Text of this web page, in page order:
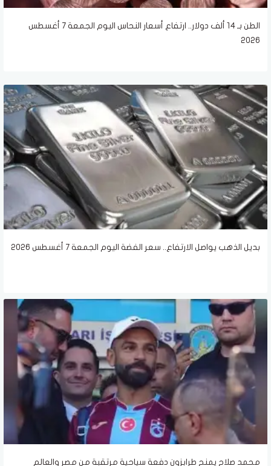
الطن بـ 14 ألف دولار.. ارتفاع أسعار النحاس اليوم الجمعة 7 أغسطس
2026
بديل الذهب يواصل الارتفاع.. سعر الفضة اليوم الجمعة 7 أغسطس 2026
محمد صلاح يمنح طرابزون دفعة سياحية مرتقبة من مصر والعالم